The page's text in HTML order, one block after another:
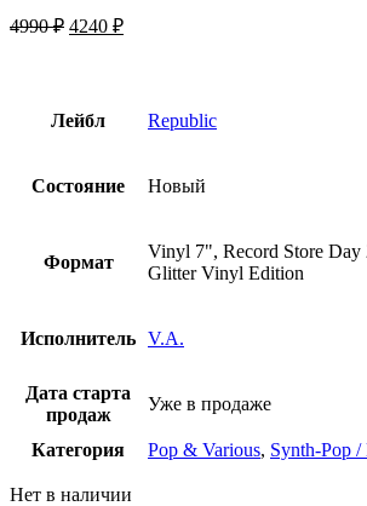
4990₽ Первоначальная
4240 ₽Текущая
Лейбл Republic
Состояние Новый
Формат
Vinyl 7", Record Store Day
Glitter Vinyl Edition
Исполнитель V.A.
Дата старта
продаж
Уже в продаже
Категория Pop & Various, Synth-Pop
Нет в наличии